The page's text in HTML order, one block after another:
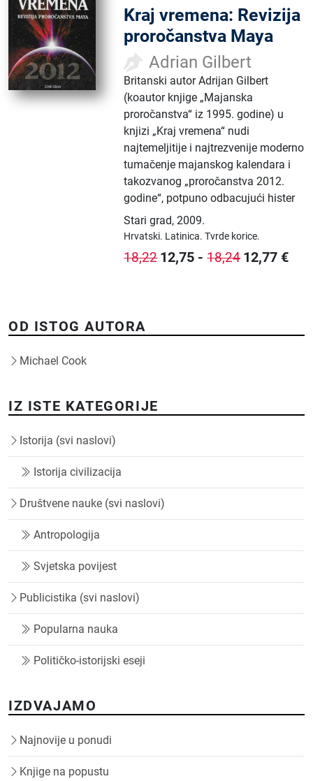
Kraj vremena: Revizija
proročanstva Maya
Adrian Gilbert
Britanski autor Adrijan Gilbert
(koautor knjige „Majanska
proročanstva“ iz 1995. godine) u
knjizi „Kraj vremena“ nudi
najtemeljitije i najtrezvenije moderno
tumačenje majanskog kalendara i
takozvanog „proročanstva 2012.
godine“, potpuno odbacujući hister
Stari grad,2009.
Hrvatski. Latinica.Tvrde korice.
18,22 12,75 -18,24 12,77 €
OD ISTOG AUTORA
Michael Cook
IZ ISTE KATEGORIJE
Istorija (svi naslovi)
Istorija civilizacija
Društvene nauke (svi naslovi)
Antropologija
Svjetska povijest
Publicistika (svi naslovi)
Popularna nauka
Političko-istorijski eseji
IZDVAJAMO
Najnovije u ponudi
Knjige na popustu